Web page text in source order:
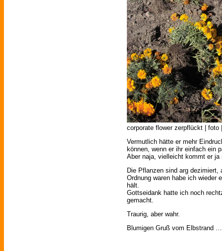
corporate flower zerpflückt | foto
Vermutlich hätte er mehr
können, wenn er ihr einfach ein
Aber naja, vielleicht kommt er ja
Die Pflanzen sind arg
Ordnung waren habe ich wieder
hält.
Gottseidank hatte ich noch
gemacht.
Traurig, aber wahr.
Blumigen Gruß vom Elbstrand …